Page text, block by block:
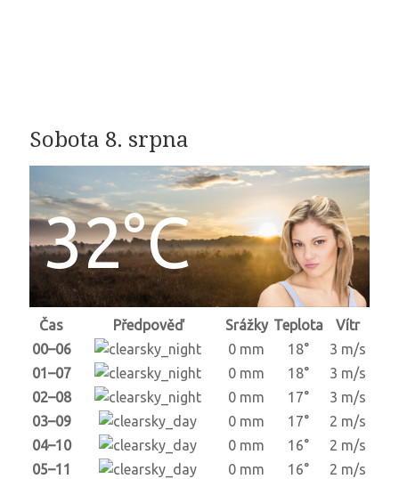
Sobota 8. srpna
32°C
Čas Předpověď Srážky Teplota
Vítr
00–06
0 mm 18°
3 m/s
01–07
0 mm 18°
3 m/s
02–08
0 mm 17°
3 m/s
03–09
0 mm 17°
2 m/s
04–10
0 mm 16°
2 m/s
05–11
0 mm 16°
2 m/s